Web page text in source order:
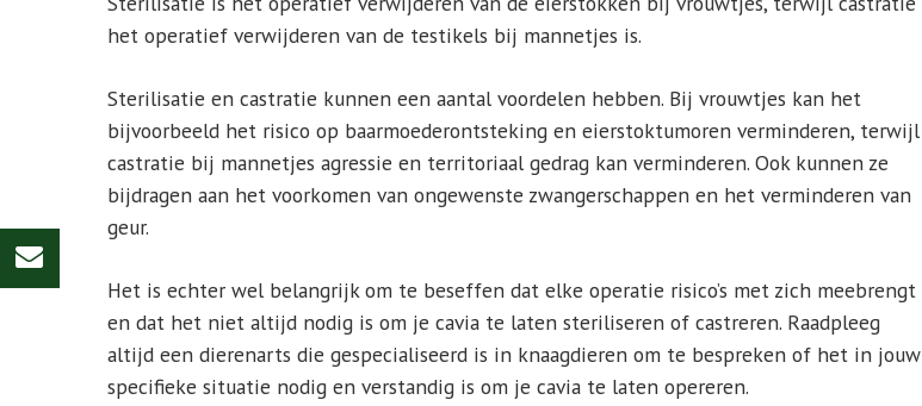
het operatief verwijderen van de testikels bij mannetjes is.
Sterilisatie en castratie kunnen een aantal voordelen hebben. Bij vrouwtjes kan het
bijvoorbeeld het risico op baarmoederontsteking en eierstoktumoren verminderen, terwijl
castratie bij mannetjes agressie en territoriaal gedrag kan verminderen. Ook kunnen ze
bijdragen aan het voorkomen van ongewenste zwangerschappen en het verminderen van
geur.
Het is echter wel belangrijk om te beseffen dat elke operatie risico’s met zich meebrengt
en dat het niet altijd nodig is om je cavia te laten steriliseren of castreren. Raadpleeg
altijd een dierenarts die gespecialiseerd is in knaagdieren om te bespreken of het in jouw
specifieke situatie nodig en verstandig is om je cavia te laten opereren.